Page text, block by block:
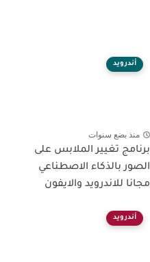
أندرويد
منذ بضع سنوات
برنامج تغيير الملابس على
الصور بالذكاء الاصطناعي
مجانا للاندرويد والايفون
أندرويد